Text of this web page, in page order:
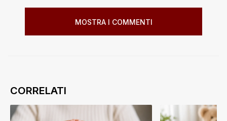
MOSTRA I COMMENTI